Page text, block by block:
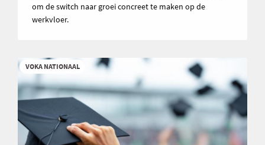
om de switch naar groei concreet te maken op de
werkvloer.
VOKA NATIONAAL